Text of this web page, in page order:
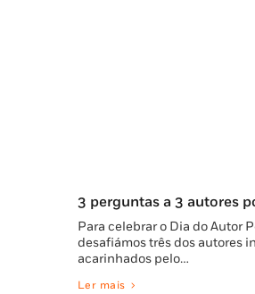
3 perguntas a 3 autores
Para celebrar o Dia do Autor
desafiámos três dos autores
acarinhados pelo…
Ler mais